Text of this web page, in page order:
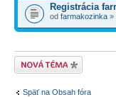
Registrácia
od farmakozinka »
Odoslať novú tému
Späť na Obsah fóra